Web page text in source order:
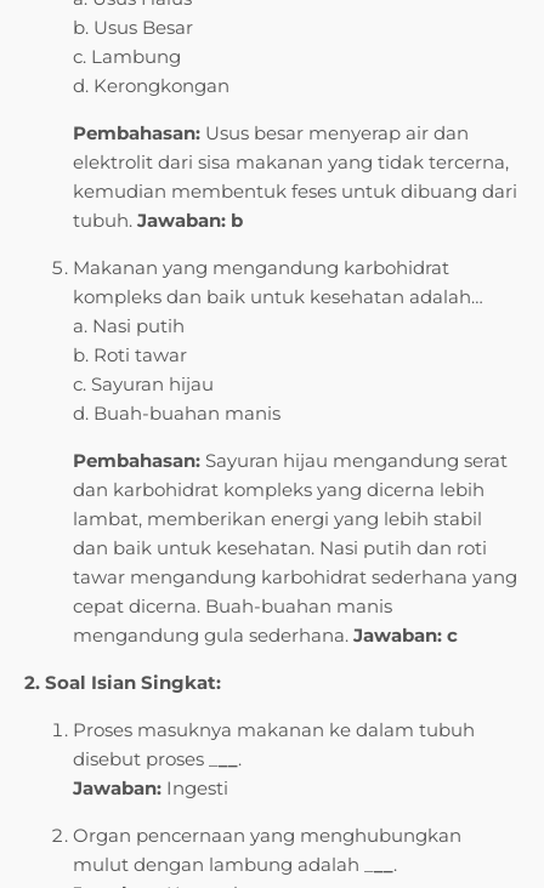
b. Usus Besar
c. Lambung
d. Kerongkongan
Pembahasan: Usus besar menyerap air dan
elektrolit dari sisa makanan yang tidak tercerna,
kemudian membentuk feses untuk dibuang dari
tubuh. Jawaban: b
Makanan yang mengandung karbohidrat
kompleks dan baik untuk kesehatan adalah…
a. Nasi putih
b. Roti tawar
c. Sayuran hijau
d. Buah-buahan manis
Pembahasan: Sayuran hijau mengandung serat
dan karbohidrat kompleks yang dicerna lebih
lambat, memberikan energi yang lebih stabil
dan baik untuk kesehatan. Nasi putih dan roti
tawar mengandung karbohidrat sederhana yang
cepat dicerna. Buah-buahan manis
mengandung gula sederhana. Jawaban: c
2. Soal Isian Singkat:
Proses masuknya makanan ke dalam tubuh
disebut proses _
.
Jawaban: Ingesti
Organ pencernaan yang menghubungkan
mulut dengan lambung adalah _
.